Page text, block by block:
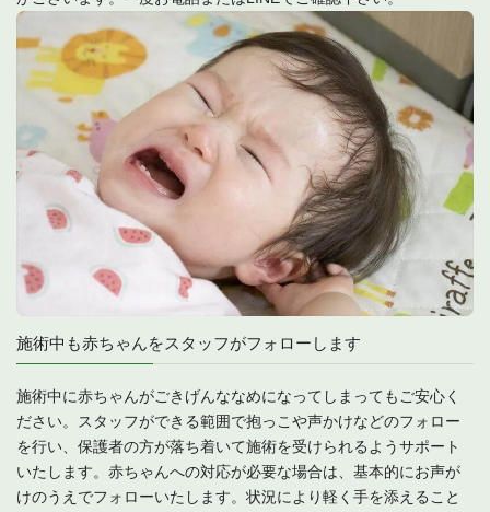
施術中も赤ちゃんをスタッフがフォローします
施術中に赤ちゃんがごきげんななめになってしまってもご安心く
ださい。スタッフができる範囲で抱っこや声かけなどのフォロー
を行い、保護者の方が落ち着いて施術を受けられるようサポート
いたします。赤ちゃんへの対応が必要な場合は、基本的にお声が
けのうえでフォローいたします。状況により軽く手を添えること